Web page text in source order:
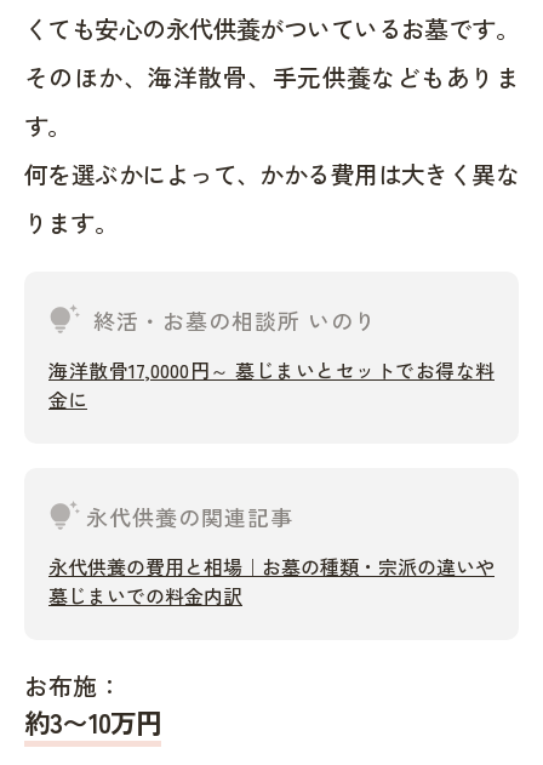
くても安心の永代供養がついているお墓です。
そのほか、海洋散骨、手元供養などもありま
す。
何を選ぶかによって、かかる費用は大きく異な
ります。
tips_and_updates 終活・お墓の相談所 いのり
海洋散骨17,0000円～ 墓じまいとセットでお得な料
金に
tips_and_updates 永代供養の関連記事
永代供養の費用と相場｜お墓の種類・宗派の違いや
墓じまいでの料金内訳
お布施：
約3〜10万円